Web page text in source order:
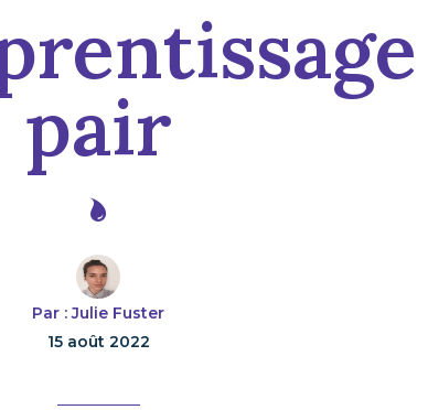
pair
Par : Julie Fuster
15 août 2022